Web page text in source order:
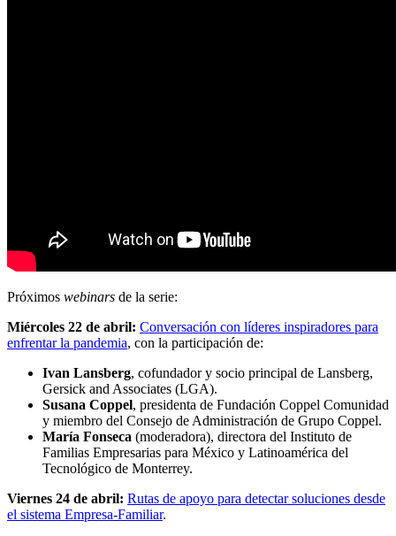
Próximos webinars de la serie:
Miércoles 22 de abril: Conversación con líderes inspiradores para
enfrentar la pandemia, con la participación de:
Ivan Lansberg, cofundador y socio principal de Lansberg,
Gersick and Associates (LGA).
Susana Coppel, presidenta de Fundación Coppel Comunidad
y miembro del Consejo de Administración de Grupo Coppel.
María Fonseca (moderadora), directora del Instituto de
Familias Empresarias para México y Latinoamérica del
Tecnológico de Monterrey.
Viernes 24 de abril: Rutas de apoyo para detectar soluciones desde
el sistema Empresa-Familiar.